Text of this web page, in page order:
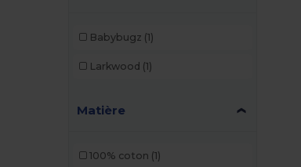
Babybugz (1)
Larkwood (1)
Matière
100% coton (1)